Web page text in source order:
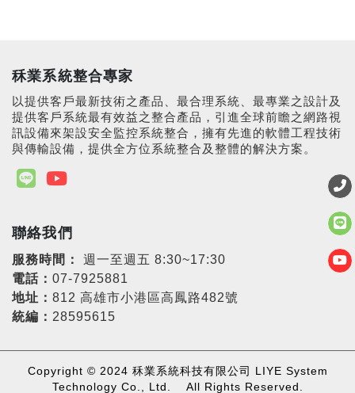
秝業系統整合專家
以提供客戶最新技術之產品、最合理系統、最專業之設計及
提供客戶系統最有效益之整合產品，引進全球前瞻之網路視
訊設備來架設安全監控系統整合，擁有先進的軟體工程技術
與傳輸設備，提供全方位系統整合及整體的解決方案。
聯絡我們
服務時間：
週一至週五 8:30~17:30
電話： 07-7925881
地址： 812 高雄市小港區高鳳路482號
統編： 28595615
Copyright © 2024 秝業系統科技有限公司 LIYE System
Technology Co., Ltd. All Rights Reserved.